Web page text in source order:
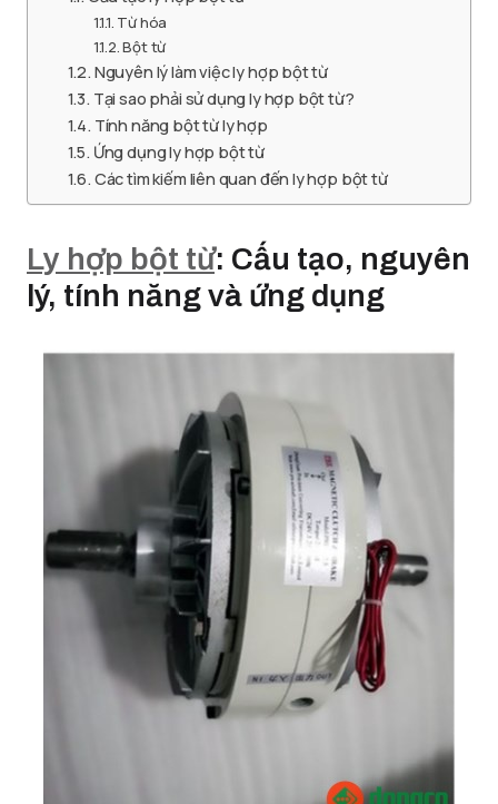
Từ hóa
Bột từ
Nguyên lý làm việc ly hợp bột từ
Tại sao phải sử dụng ly hợp bột từ?
Tính năng bột từ ly hợp
Ứng dụng ly hợp bột từ
Các tìm kiếm liên quan đến ly hợp bột từ
Ly hợp bột từ: Cấu tạo, nguyên
lý, tính năng và ứng dụng